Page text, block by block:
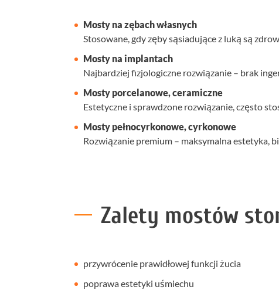
Mosty na zębach własnych
Stosowane, gdy zęby sąsiadujące z luką są
Mosty na implantach
Najbardziej fizjologiczne rozwiązanie – brak
Mosty porcelanowe, ceramiczne
Estetyczne i sprawdzone rozwiązanie, często
Mosty pełnocyrkonowe, cyrkonowe
Rozwiązanie premium – maksymalna estetyka,
Zalety mostów
przywrócenie prawidłowej funkcji żucia
poprawa estetyki uśmiechu